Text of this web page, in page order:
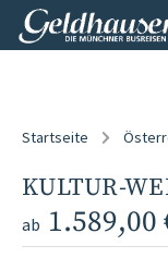
Startseite
KULTUR-
ab 1.589,00